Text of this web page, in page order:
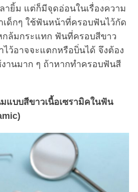
ายิ้ม แต่ก็มีจุดอ่อนในเรื่องความ
เด็กๆ ใช้ฟันหน้าที่ครอบฟันไว้กัด
กล้มกระแทก ฟันที่ครอบสีขาว
ไว้อาจจะแตกหรือบิ่นได้ จึงต้อง
งานมาก ๆ ถ้าหากทำครอบฟันสี
แบบสีขาวเนื้อเซรามิคในฟัน